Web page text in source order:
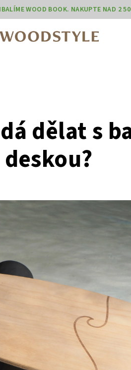
WOOD BOOK. NAKUPTE NAD 2
dělat s
deskou?